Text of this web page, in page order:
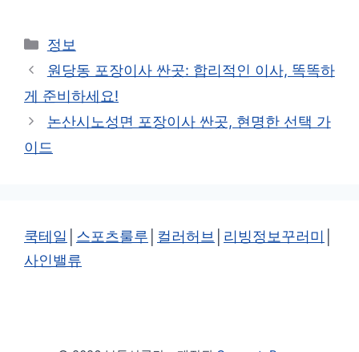
카
테
리
정보
원당동 포장이사 싼곳: 합리적인 이사, 똑똑하
게 준비하세요!
논산시노성면 포장이사 싼곳, 현명한 선택 가
이드
쿡테일 스포츠룰루 컬러허브 리빙정보꾸러미
사인밸류